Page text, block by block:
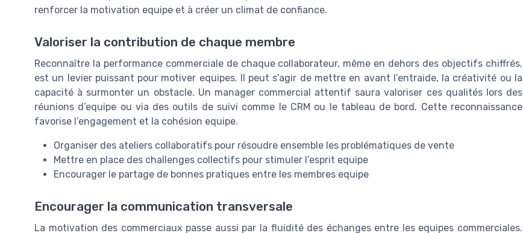
renforcer la motivation equipe et à créer un climat de confiance.
Valoriser la contribution de chaque membre
Reconnaître la performance commerciale de chaque collaborateur, même en dehors des objectifs chiffrés,
est un levier puissant pour motiver equipes. Il peut s’agir de mettre en avant l’entraide, la créativité ou la
capacité à surmonter un obstacle. Un manager commercial attentif saura valoriser ces qualités lors des
réunions d’equipe ou via des outils de suivi comme le CRM ou le tableau de bord. Cette reconnaissance
favorise l’engagement et la cohésion equipe.
Organiser des ateliers collaboratifs pour résoudre ensemble les problématiques de vente
Mettre en place des challenges collectifs pour stimuler l’esprit equipe
Encourager le partage de bonnes pratiques entre les membres equipe
Encourager la communication transversale
La motivation des commerciaux passe aussi par la fluidité des échanges entre les equipes commerciales.